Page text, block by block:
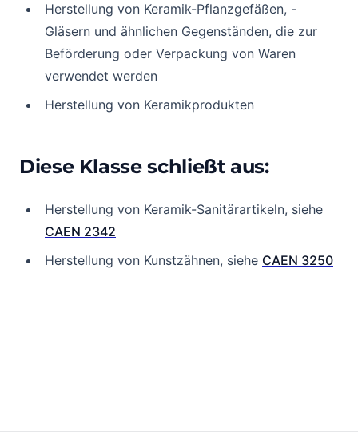
Herstellung von Keramik-Pflanzgefäßen, -
Gläsern und ähnlichen Gegenständen, die zur
Beförderung oder Verpackung von Waren
verwendet werden
Herstellung von Keramikprodukten
Diese Klasse schließt aus:
Herstellung von Keramik-Sanitärartikeln, siehe
CAEN 2342
Herstellung von Kunstzähnen, siehe CAEN 3250